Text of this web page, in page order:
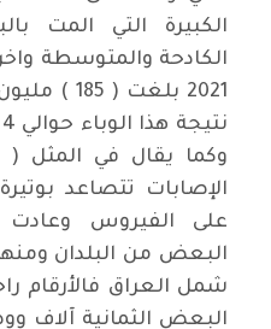
الكبيرة التي المت
وكما يقال في المثل (
الإصابات تتصاعد
على الفيروس وعادت
البعض من البلدان
شمل العراق فالأرقام